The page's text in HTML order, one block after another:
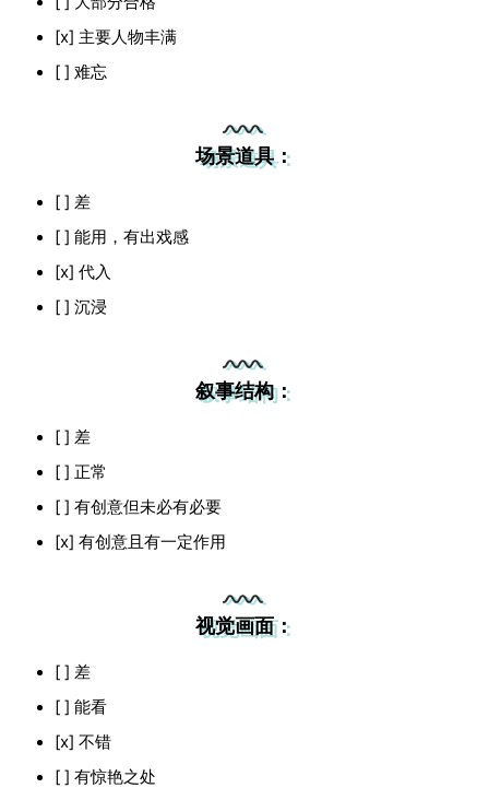
[x] 主要人物丰满
[ ] 难忘
场景道具：
[ ] 差
[ ] 能用，有出戏感
[x] 代入
[ ] 沉浸
叙事结构：
[ ] 差
[ ] 正常
[ ] 有创意但未必有必要
[x] 有创意且有一定作用
视觉画面：
[ ] 差
[ ] 能看
[x] 不错
[ ] 有惊艳之处